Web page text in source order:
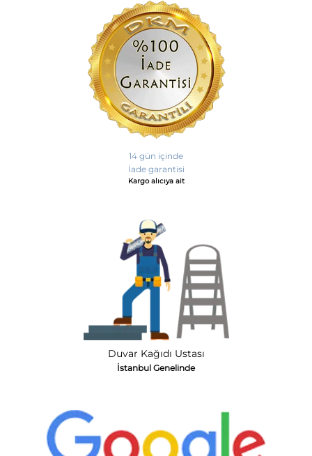
14 gün içinde
İade garantisi
Kargo alıcıya ait
Duvar Kağıdı Ustası
İstanbul Genelinde